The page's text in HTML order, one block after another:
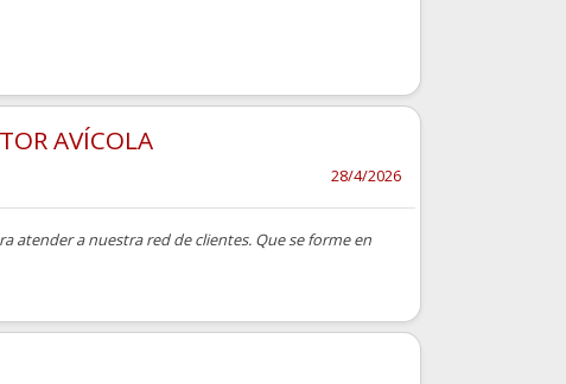
AVÍCOLA
28/4/2026
atender a nuestra red de clientes. Que se forme en